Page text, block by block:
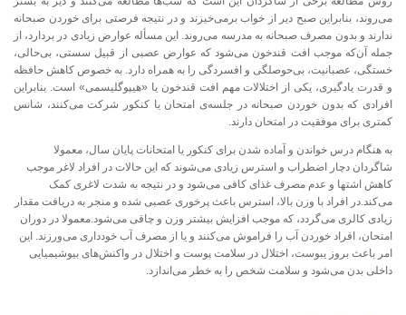
می‌روند، بنابراین صبح دیر از خواب برمی‌خیزند و در نتیجه فرصتی برای خوردن صبحانه
ندارند و بدون مصرف صبحانه به مدرسه می‌روند. این مسأله عوارض زیادی در بردارد، از
جمله آن‌که موجب افت قندخون می‌شود که عوارض عصبی از قبیل سستی، بی‌حالی،
خستگی، عصبانیت، بی‌حوصلگی و افسردگی را به همراه دارد. به خصوص کاهش حافظه
و قدرت یادگیری، یکی از اختلالات مهم افت قندخون یا «هیپوگلیسمی» است. بنابراین
افرادی که بدون خوردن صبحانه در جلسه‌ی امتحان یا کنکور شرکت می‌کنند، شانس
کمتری برای موفقیت در امتحان دارند.
به هنگام درس خواندن و آماده شدن برای کنکور یا امتحانات پایان سال، معمولا
شاگردان دچار اضطراب و استرس زیادی می‌شوند که این حالات در افراد لاغر موجب
کاهش اشتها و عدم مصرف غذای کافی می‌شود و در نتیجه به شدت لاغری کمک
می‌کند.در افراد با وزن بالا، استرس باعث پرخوری عصبی شده و منجر به دریافت مقدار
زیادی کالری می‌گردد، که موجب افزایش بیشتر وزن و چاقی می‌شود.معمولا در دوران
امتحان، افراد خوردن آب را فراموش می‌کنند و یا از مصرف آب خودداری می‌ورزند. این
امر باعث بروز یبوست، اختلال در سلامت پوست و اختلال در واکنش‌های بیوشیمیایی
داخلی بدن می‌شود و سلامت شخص را به خطر می‌اندازد.